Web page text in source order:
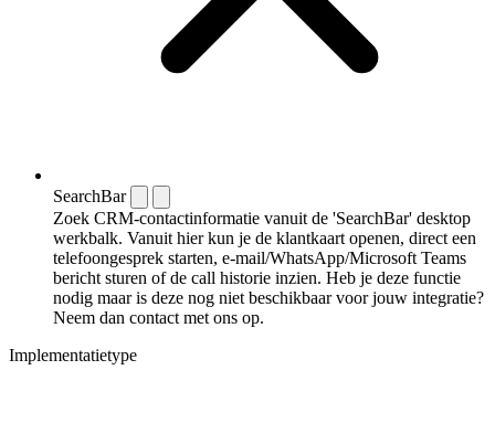
SearchBar
Zoek CRM-contactinformatie vanuit de 'SearchBar' desktop
werkbalk. Vanuit hier kun je de klantkaart openen, direct een
telefoongesprek starten, e-mail/WhatsApp/Microsoft Teams
bericht sturen of de call historie inzien. Heb je deze functie
nodig maar is deze nog niet beschikbaar voor jouw integratie?
Neem dan contact met ons op.
Implementatietype